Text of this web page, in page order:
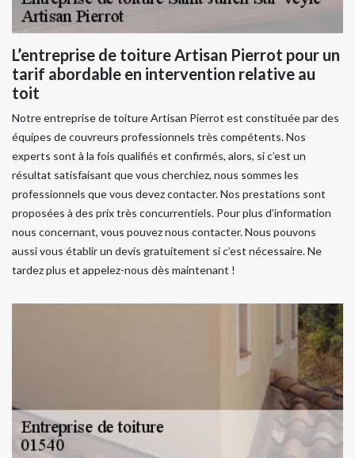
L’entreprise de toiture Artisan Pierrot pour un
tarif abordable en intervention relative au
toit
Notre entreprise de toiture Artisan Pierrot est constituée par des
équipes de couvreurs professionnels très compétents. Nos
experts sont à la fois qualifiés et confirmés, alors, si c’est un
résultat satisfaisant que vous cherchiez, nous sommes les
professionnels que vous devez contacter. Nos prestations sont
proposées à des prix très concurrentiels. Pour plus d’information
nous concernant, vous pouvez nous contacter. Nous pouvons
aussi vous établir un devis gratuitement si c’est nécessaire. Ne
tardez plus et appelez-nous dès maintenant !